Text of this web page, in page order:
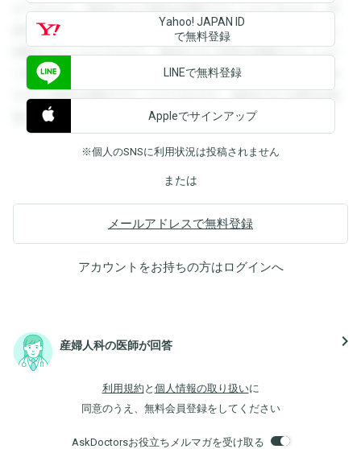
ができます。登録すると回答を閲覧することができます。登
録すると回答を閲覧することができます。登録すると回答を
閲覧することができます。登録すると回答を閲覧することが
できます。登録すると回答を閲覧することができます。登録
すると回答を閲覧することができます。登録すると回答を閲
覧することができます。
Yahoo! JAPAN ID
で無料登録
LINEで無料登録
Appleでサインアップ
※個人のSNSに利用状況は投稿されません
または
メールアドレスで無料登録
アカウントをお持ちの方はログインへ
産婦人科の医師が回答 navigate_next
利用規約 と 個人情報の取り扱いに
同意のうえ、無料会員登録をしてください
AskDoctorsお役立ちメルマガを受け取る